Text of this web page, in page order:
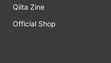
Qiita Zine
Official Shop